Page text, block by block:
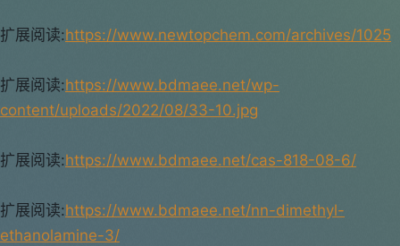
扩展阅读:https://www.newtopchem.com/archives/1025
扩展阅读:https://www.bdmaee.net/wp-
content/uploads/2022/08/33-10.jpg
扩展阅读:https://www.bdmaee.net/cas-818-08-6/
扩展阅读:https://www.bdmaee.net/nn-dimethyl-
ethanolamine-3/